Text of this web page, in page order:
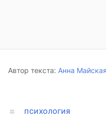
Автор текста: Анна Майская
ПСИХОЛОГИЯ